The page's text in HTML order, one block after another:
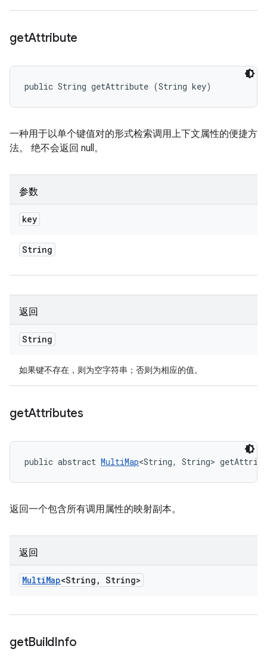
getAttribute
public String getAttribute (String key)
一种用于以单个键值对的形式检索调用上下文属性的便捷方
法。 绝不会返回 null。
参数
key
String
返回
String
如果键不存在，则为空字符串；否则为相应的值。
getAttributes
public abstract MultiMap<String, String>
返回一个包含所有调用属性的映射副本。
返回
MultiMap<String , String>
getBuildInfo